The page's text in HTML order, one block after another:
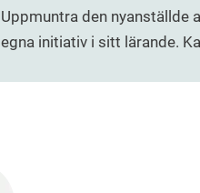
Uppmuntra den nyanställde
egna initiativ i sitt lärande.